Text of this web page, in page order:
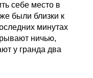
себе место в
были близки к
минутах
ничью,
у гранда два